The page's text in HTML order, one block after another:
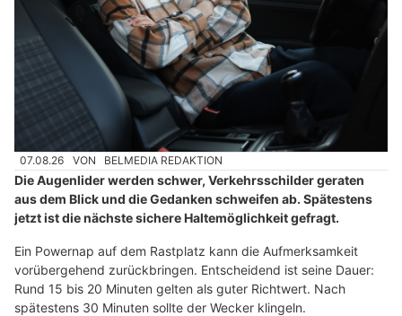
07.08.26 VON BELMEDIA REDAKTION
Die Augenlider werden schwer, Verkehrsschilder geraten
aus dem Blick und die Gedanken schweifen ab. Spätestens
jetzt ist die nächste sichere Haltemöglichkeit gefragt.
Ein Powernap auf dem Rastplatz kann die Aufmerksamkeit
vorübergehend zurückbringen. Entscheidend ist seine Dauer:
Rund 15 bis 20 Minuten gelten als guter Richtwert. Nach
spätestens 30 Minuten sollte der Wecker klingeln.